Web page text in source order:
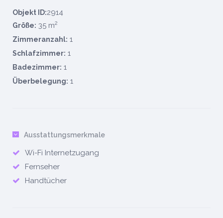
Objekt ID:2914
Größe: 35 m2
Zimmeranzahl: 1
Schlafzimmer: 1
Badezimmer: 1
Überbelegung: 1
Ausstattungsmerkmale
Wi-Fi Internetzugang
Fernseher
Handtücher